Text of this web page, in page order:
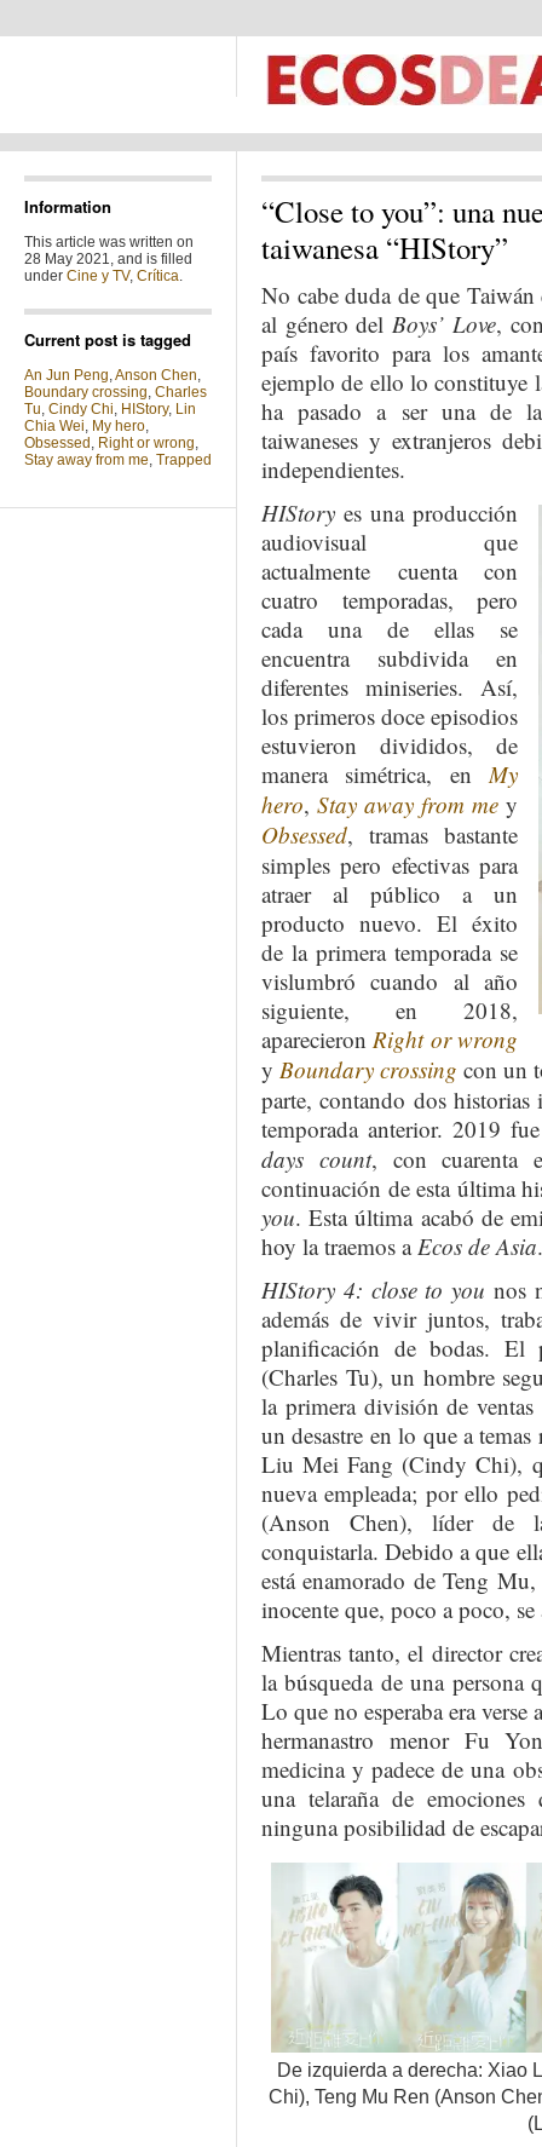
Information
This article was written on
28 May 2021, and is filled
under Cine y TV, Crítica.
Current post is tagged
An Jun Peng,Anson Chen,
Boundary crossing, Charles
Tu, Cindy Chi, HIStory, Lin
Chia Wei, My hero,
Obsessed , Right or wrong,
Stay away from me, Trapped
“Close to you”: una
taiwanesa “HIStory”
No cabe duda de que Taiwán
al género delBoys’ Love,
país favorito para los
ejemplo de ello lo constituye
ha pasado a ser una de
taiwaneses y extranjeros
independientes.
HIStory es una producción
audiovisual que
actualmente cuenta con
cuatro temporadas, pero
cada una de ellas se
encuentra subdivida en
diferentes miniseries. Así,
los primeros doce episodios
estuvieron divididos, de
manera simétrica, enMy
hero, Stay away from me y
Obsessed, tramas bastante
simples pero efectivas para
atraer al público a un
producto nuevo. El éxito
de la primera temporada se
vislumbró cuando al año
siguiente, en 2018,
aparecieronRight or wrong
y Boundary crossing con un
parte, contando dos historias
temporada anterior. 2019
days count, con cuarenta
continuación de esta última
you. Esta última acabó de
hoy la traemos aEcos de Asia.
HIStory 4: close to you nos
además de vivir juntos,
planificación de bodas. El
(Charles Tu), un hombre
la primera división de
un desastre en lo que a
Liu Mei Fang (Cindy Chi),
nueva empleada; por ello
(Anson Chen), líder de
conquistarla. Debido a que
está enamorado de Teng
inocente que, poco a poco,
Mientras tanto, el director
la búsqueda de una persona
Lo que no esperaba era
hermanastro menor Fu
medicina y padece de una
una telaraña de
ninguna posibilidad de
De izquierda a derecha: Xiao
Chi), Teng Mu Ren (Anson